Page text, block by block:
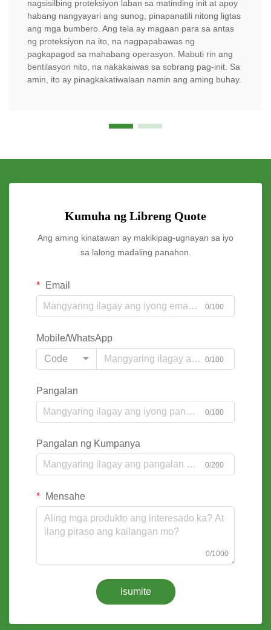
nagsisilbing proteksiyon laban sa matinding init at apoy
habang nangyayari ang sunog, pinapanatili nitong ligtas
ang mga bumbero. Ang tela ay magaan para sa antas
ng proteksiyon na ito, na nagpapabawas ng
pagkapagod sa mahabang operasyon. Mabuti rin ang
bentilasyon nito, na nakakaiwas sa sobrang pag-init. Sa
amin, ito ay pinagkakatiwalaan namin ang aming buhay.
Kumuha ng Libreng Quote
Ang aming kinatawan ay makikipag-ugnayan sa iyo
sa lalong madaling panahon.
Email
0/100
Mobile/WhatsApp
Code
0/100
Pangalan
0/100
Pangalan ng Kumpanya
0/200
Mensahe
0/1000
Isumite